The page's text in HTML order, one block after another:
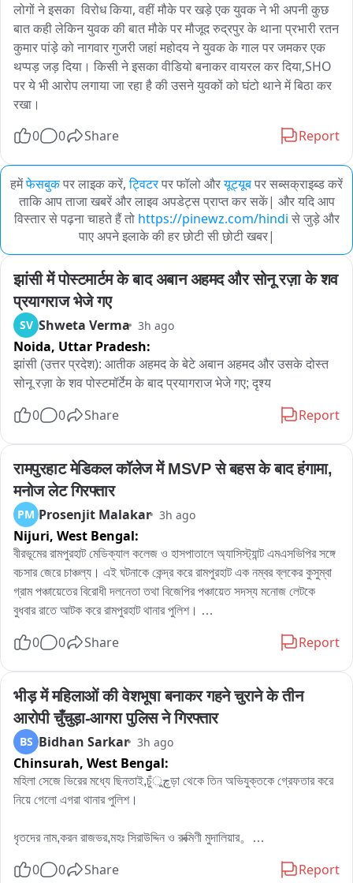
लोगों ने इसका  विरोध किया, वहीं मौके पर खड़े एक युवक ने भी अपनी कुछ
बात कही लेकिन युवक की बात मौके पर मौजूद रुद्रपुर के थाना प्रभारी रतन
कुमार पांड़े को नागवार गुजरी जहां महोदय ने युवक के गाल पर जमकर एक
थप्पड़ जड़ दिया। किसी ने इसका वीडियो बनाकर वायरल कर दिया,SHO
पर ये भी आरोप लगाया जा रहा है की उसने युवकों को घंटो थाने में बिठा कर
रखा।
0
0 Share Report
हमेंफेसबुकपर लाइक करें, ट्विटरपर फॉलो औरयूट्यूबपर सब्सक्राइब्ड करें
ताकि आप ताजा खबरें और लाइव अपडेट्स प्राप्त कर सकें| और यदि आप
विस्तार से पढ़ना चाहते हैं तो https://pinewz.com/hindi से जुड़े और
पाए अपने इलाके की हर छोटी सी छोटी खबर|
झांसी में पोस्टमार्टम के बाद अबान अहमद और सोनू रज़ा के शव
प्रयागराज भेजे गए
SV Shweta Verma 3h ago
Noida, Uttar Pradesh:
झांसी (उत्तर प्रदेश): आतीक अहमद के बेटे अबान अहमद और उसके दोस्त
सोनू रज़ा के शव पोस्टमॉर्टेम के बाद प्रयागराज भेजे गए; दृश्य
0 0 Share Report
रामपुरहाट मेडिकल कॉलेज में MSVP से बहस के बाद हंगामा,
मनोज लेट गिरफ्तार
PM Prosenjit Malakar 3h ago
Nijuri, West Bengal:
বীরভূমের রামপুরহাট মেডিক্যাল কলেজ ও হাসপাতালে অ্যাসিস্ট্যান্ট এমএসভিপির সঙ্গে
বচসার জেরে চাঞ্চল্য। এই ঘটনাকে কেন্দ্র করে রামপুরহাট এক নম্বর ব্লকের কুসুম্বা
গ্রাম পঞ্চায়েতের বিরোধী দলনেতা তথা বিজেপির পঞ্চায়েত সদস্য মনোজ লেটকে
বুধবার রাতে আটক করে রামপুরহাট থানার পুলিশ।
বিজেপির একাধিক নেতৃত্ব ও কর্মীরা। তাঁরা মনোজ লেটকে কোন অভিযোগে আটক
পর পরিস্থিতি স্বাভাবিক হয়।পরে প্রয়োজনীয় প্রক্রিয়া সম্পন্ন করে এদিন সকালে
বিজেপির বিরোধী দলনেতা মনোজ লেটকে ছেড়ে দেয় রামপুরহাট থানার পুলিশ।
0 0 Share Report
भीड़ में महिलाओं की वेशभूषा बनाकर गहने चुराने के तीन
आरोपी चुँचुड़ा-आगरा पुलिस ने गिरफ्तार
BS Bidhan Sarkar 3h ago
Chinsurah, West Bengal:
মহিলা সেজে ভিরের মধ্যে ছিনতাই,চুঁچুড়া থেকে তিন অভিযুক্তকে গ্রেফতার করে
নিয়ে গেলো এগরা থানার পুলিশ।
ধৃতদের নাম,করন রাজভর,মহঃ সিরাউদ্দিন ও রুক্মিণী মুদালিয়ার。
0 0 Share Report